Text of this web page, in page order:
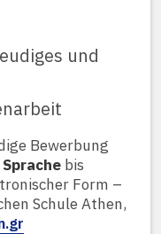
und
Bewerbung
bis
Form –
Schule Athen,